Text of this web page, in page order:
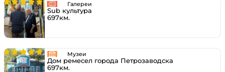
Галереи
Sub культура
697км.
Музеи
Дом ремесел города Петрозаводска
697км.